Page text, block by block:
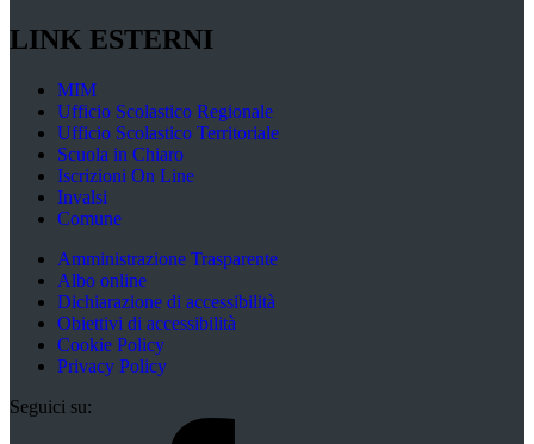
LINK ESTERNI
MIM
Ufficio Scolastico Regionale
Ufficio Scolastico Territoriale
Scuola in Chiaro
Iscrizioni On Line
Invalsi
Comune
Amministrazione Trasparente
Albo online
Dichiarazione di accessibilità
Obiettivi di accessibilità
Cookie Policy
Privacy Policy
Seguici su: